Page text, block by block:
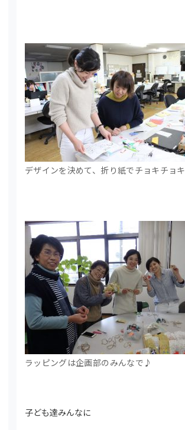
デザインを決めて、折り紙でチョキチョキ
ラッピングは企画部のみんなで♪
子ども達みんなに